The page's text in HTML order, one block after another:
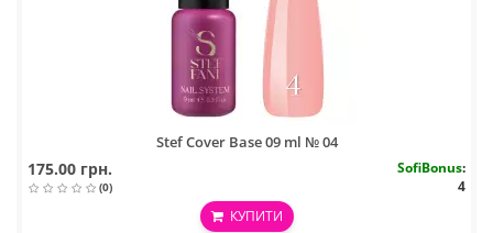
Stef Cover Base 09 ml № 04
175.00 грн.
(0)
SofiBonus:
4
КУПИТИ